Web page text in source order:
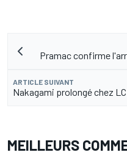
Pramac confirme
ARTICLE SUIVANT
Nakagami prolongé chez
MEILLEURS